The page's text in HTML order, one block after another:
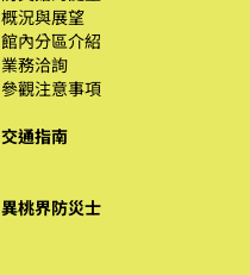
概況與展望
館內分區介紹
業務洽詢
參觀注意事項
交通指南
異桃界防災士